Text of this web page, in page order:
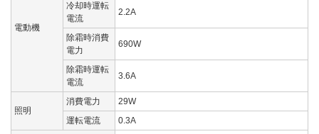
電動機
冷却時運転
電流
2.2A
除霜時消費
電力
690W
除霜時運転
電流
3.6A
照明
消費電力
29W
運転電流
0.3A